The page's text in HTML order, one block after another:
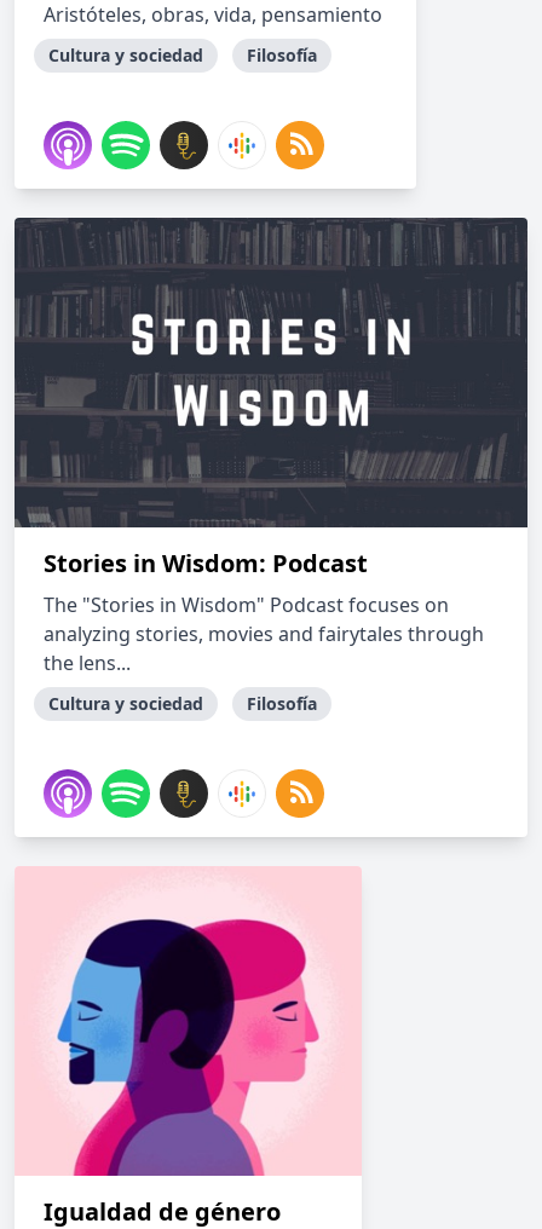
Aristóteles, obras, vida, pensamiento
Cultura y sociedad Filosofía
Stories in Wisdom: Podcast
The "Stories in Wisdom" Podcast focuses on
analyzing stories, movies and fairytales through
the lens...
Cultura y sociedad Filosofía
Igualdad de género